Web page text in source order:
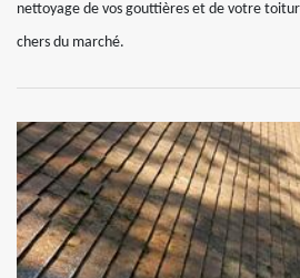
nettoyage de vos gouttières et de votre
chers du marché.